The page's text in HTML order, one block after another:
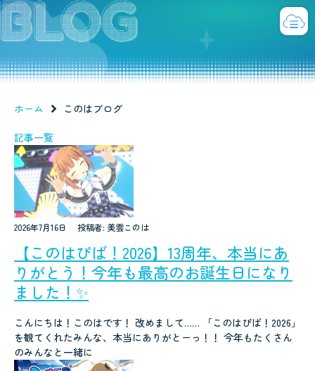
ホーム このはブログ
記事一覧
2026年7月16日 投稿者: 美雲このは
【このはぴば！2026】13周年、本当にあ
りがとう！今年も最高のお誕生日になり
ました！✨
こんにちは！このはです！ 改めまして…… 「このはぴば！2026」
を観てくれたみんな、本当にありがとーっ！！ 今年もたくさん
のみんなと一緒に